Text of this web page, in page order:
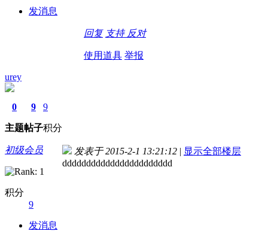
发消息
回复 支持 反对
使用道具 举报
urey
0
主题
9
帖子
9
积分
初级会员
积分
9
发消息
发表于 2015-2-1 13:21:12 | 显示全部楼层
ddddddddddddddddddddddd